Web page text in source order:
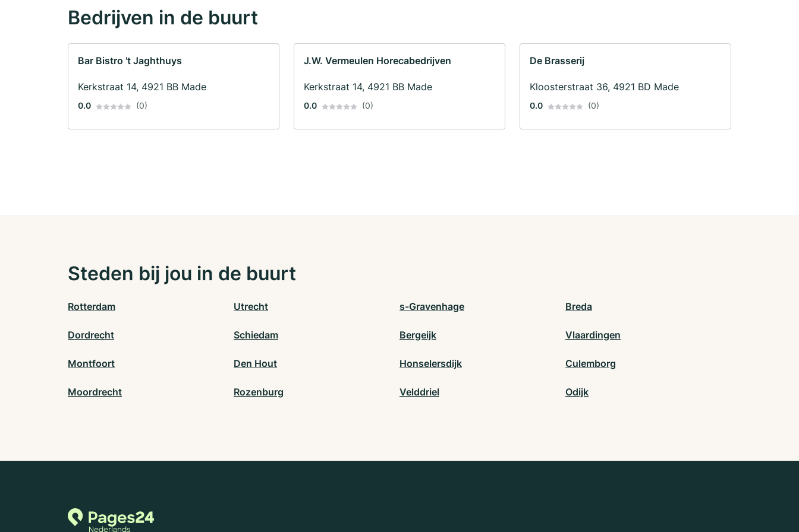
Bedrijven in de buurt
Bar Bistro 't Jaghthuys
Kerkstraat 14, 4921 BB Made
0.0 (0)
J.W. Vermeulen Horecabedrijven
Kerkstraat 14, 4921 BB Made
0.0 (0)
De Brasserij
Kloosterstraat 36, 4921 BD Made
0.0 (0)
Steden bij jou in de buurt
Rotterdam Utrecht s-Gravenhage Breda
Dordrecht Schiedam Bergeijk Vlaardingen
Montfoort Den Hout Honselersdijk Culemborg
Moordrecht Rozenburg Velddriel Odijk